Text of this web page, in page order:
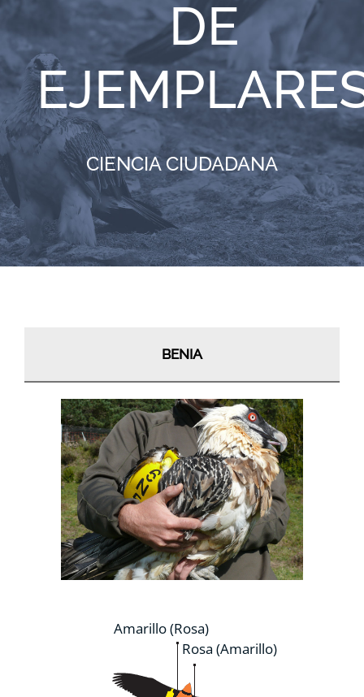
NOTICIAS
CONTACTO
DE
CIENCIA CIUDADANA
BENIA
Amarillo (Rosa)
Rosa (Amarillo)